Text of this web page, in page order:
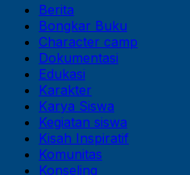
Berita
Bongkar Buku
Character camp
Dokumentasi
Edukasi
Karakter
Karya Siswa
Kegiatan siswa
Kisah Inspiratif
Komunitas
Konseling